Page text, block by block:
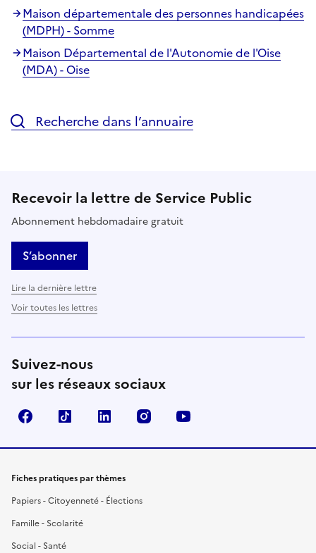
Maison départementale des personnes handicapées
(MDPH) - Somme
Maison Départemental de l'Autonomie de l'Oise
(MDA) - Oise
Recherche dans l’annuaire
Recevoir la lettre de Service Public
Abonnement hebdomadaire gratuit
S’abonner
Lire la dernière lettre
Voir toutes les lettres
Suivez-nous
sur les réseaux sociaux
FacebookTikTok LinkedIn Instagram
Fiches pratiques par thèmes
Papiers - Citoyenneté - Élections
Famille - Scolarité
Social - Santé